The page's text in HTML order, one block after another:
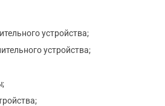
устройства;
устройства;